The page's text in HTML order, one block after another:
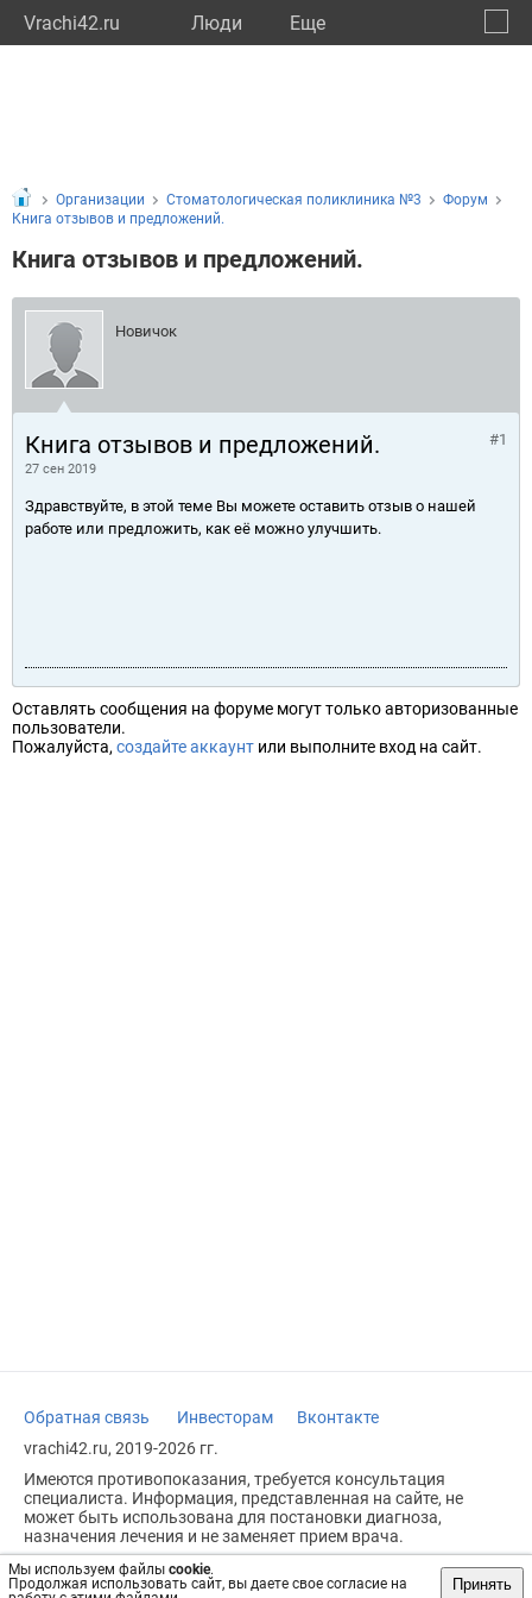
Vrachi42.ru Люди Eще
Мы используем файлы cookie.
Продолжая использовать сайт, вы даете свое согласие на
Принять
Организации Стоматологическая поликлиника №3
Форум
Книга отзывов и предложений.
Книга отзывов и предложений.
Новичок
Книга отзывов и предложений.
27 сен 2019
#1
Здравствуйте, в этой теме Вы можете оставить отзыв о нашей
работе или предложить, как её можно улучшить.
Оставлять сообщения на форуме могут только авторизованные
пользователи.
Пожалуйста, создайте аккаунт или выполните вход на сайт.
Обратная связь Инвесторам
Вконтакте
vrachi42.ru, 2019-2026 гг.
Имеются противопоказания, требуется консультация
специалиста. Информация, представленная на сайте, не
может быть использована для постановки диагноза,
назначения лечения и не заменяет прием врача.
Возрастное ограничение: 18+